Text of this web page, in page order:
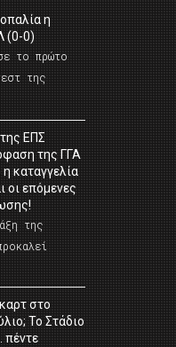
η
(0-0)
το πρώτο
της
ΕΠΣ
της ΓΓΑ
καταγγελία
οι επόμενες
της
στο
Το Στάδιο
πέντε